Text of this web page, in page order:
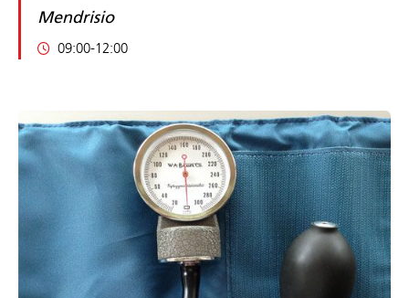
Mendrisio
09:00-12:00